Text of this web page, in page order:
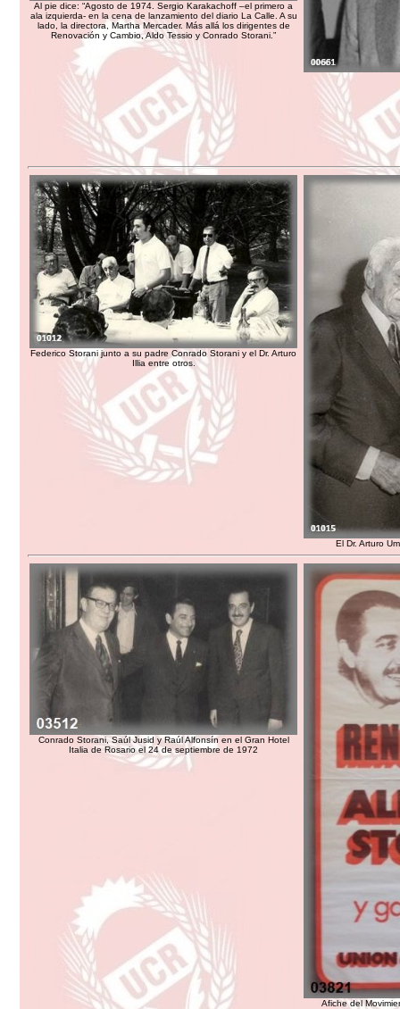
Al pie dice: “Agosto de 1974. Sergio Karakachoff –el primero a
ala izquierda- en la cena de lanzamiento del diario La Calle. A su
lado, la directora, Martha Mercader. Más allá los dirigentes de
Renovación y Cambio, Aldo Tessio y Conrado Storani.”
Federico Storani junto a su padre Conrado Storani y el Dr. Arturo
Illia entre otros.
El Dr. Arturo
Conrado Storani, Saúl Jusid y Raúl Alfonsín en el Gran Hotel
Italia de Rosario el 24 de septiembre de 1972
Afiche del